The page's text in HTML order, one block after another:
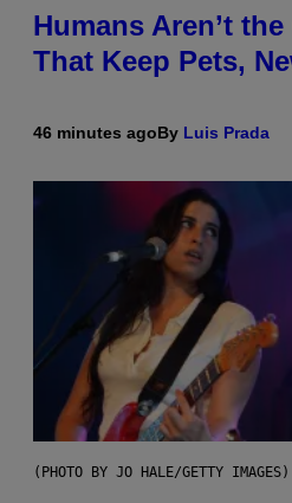
Humans Aren’t
That Keep Pets,
46 minutes agoBy Luis Prada
(PHOTO BY JO HALE/GETTY IMAGES)